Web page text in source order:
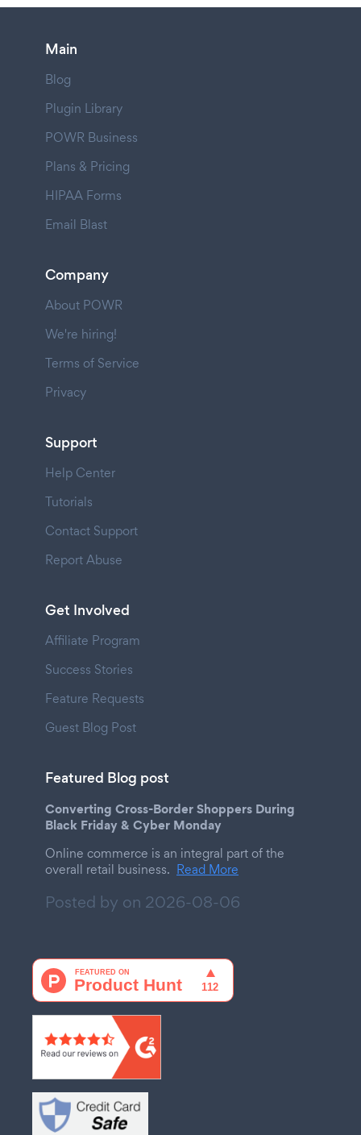
Main
Blog
Plugin Library
POWR Business
Plans & Pricing
HIPAA Forms
Email Blast
Company
About POWR
We're hiring!
Terms of Service
Privacy
Support
Help Center
Tutorials
Contact Support
Report Abuse
Get Involved
Affiliate Program
Success Stories
Feature Requests
Guest Blog Post
Featured Blog post
Converting Cross-Border Shoppers During
Black Friday & Cyber Monday
Online commerce is an integral part of the
overall retail business. Read More
Posted by on 2026-08-06